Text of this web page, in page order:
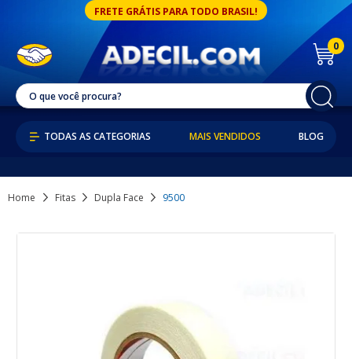
FRETE GRÁTIS PARA TODO BRASIL!
0
MAIS VENDIDOS BLOG
Home Fitas Dupla Face 9500